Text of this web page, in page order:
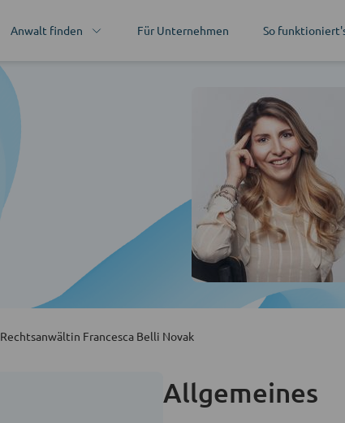
Anwalt finden Für Unternehmen So
Rechtsanwältin Francesca Belli Novak
Allgemeines